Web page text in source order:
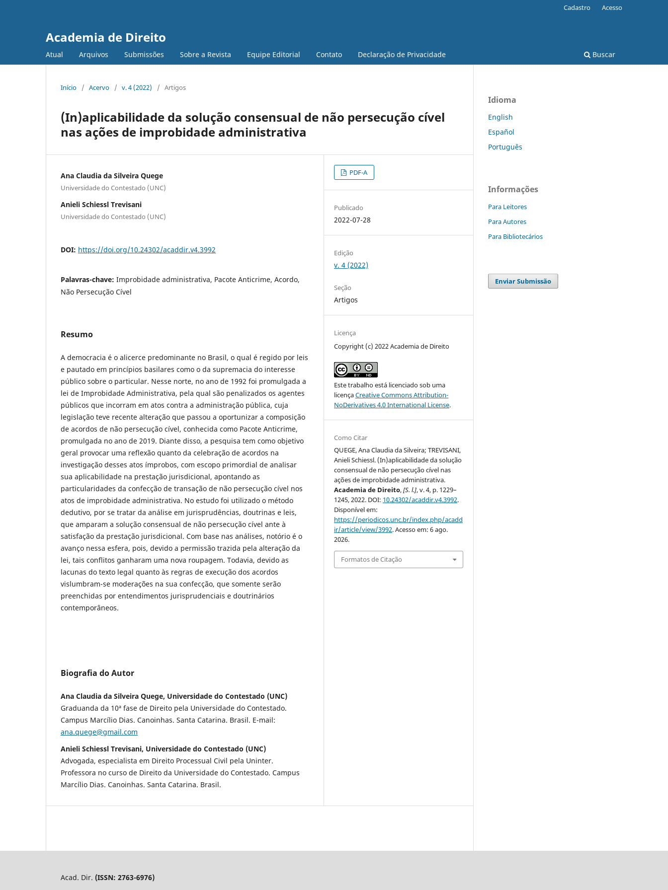
Academia de Direito
Atual Arquivos Submissões Sobre a Revista Equipe Editorial Contato Declaração de Privacidade Buscar
Cadastro Acesso
Início / Acervo / v. 4 (2022) / Artigos
(In)aplicabilidade da solução consensual de não persecução cível
nas ações de improbidade administrativa
Ana Claudia da Silveira Quege
Universidade do Contestado (UNC)
Anieli Schiessl Trevisani
Universidade do Contestado (UNC)
DOI: https://doi.org/10.24302/acaddir.v4.3992
Palavras-chave: Improbidade administrativa, Pacote Anticrime, Acordo,
Não Persecução Cível
Resumo
A democracia é o alicerce predominante no Brasil, o qual é regido por leis
e pautado em princípios basilares como o da supremacia do interesse
público sobre o particular. Nesse norte, no ano de 1992 foi promulgada a
lei de Improbidade Administrativa, pela qual são penalizados os agentes
públicos que incorram em atos contra a administração pública, cuja
legislação teve recente alteração que passou a oportunizar a composição
de acordos de não persecução cível, conhecida como Pacote Anticrime,
promulgada no ano de 2019. Diante disso, a pesquisa tem como objetivo
geral provocar uma reflexão quanto da celebração de acordos na
investigação desses atos ímprobos, com escopo primordial de analisar
sua aplicabilidade na prestação jurisdicional, apontando as
particularidades da confecção de transação de não persecução cível nos
atos de improbidade administrativa. No estudo foi utilizado o método
dedutivo, por se tratar da análise em jurisprudências, doutrinas e leis,
que amparam a solução consensual de não persecução cível ante à
satisfação da prestação jurisdicional. Com base nas análises, notório é o
avanço nessa esfera, pois, devido a permissão trazida pela alteração da
lei, tais conflitos ganharam uma nova roupagem. Todavia, devido as
lacunas do texto legal quanto às regras de execução dos acordos
vislumbram-se moderações na sua confecção, que somente serão
preenchidas por entendimentos jurisprudenciais e doutrinários
contemporâneos.
Biografia do Autor
Ana Claudia da Silveira Quege, Universidade do Contestado (UNC)
Graduanda da 10ª fase de Direito pela Universidade do Contestado.
Campus Marcílio Dias. Canoinhas. Santa Catarina. Brasil. E-mail:
ana.quege@gmail.com
Anieli Schiessl Trevisani, Universidade do Contestado (UNC)
Advogada, especialista em Direito Processual Civil pela Uninter.
Professora no curso de Direito da Universidade do Contestado. Campus
Marcílio Dias. Canoinhas. Santa Catarina. Brasil.
PDF-A
Publicado
2022-07-28
Edição
v. 4 (2022)
Seção
Artigos
Licença
Copyright (c) 2022 Academia de Direito
Este trabalho está licenciado sob uma
licençaCreative Commons Attribution-
NoDerivatives 4.0 International License.
Como Citar
QUEGE, Ana Claudia da Silveira; TREVISANI,
Anieli Schiessl. (In)aplicabilidade da solução
consensual de não persecução cível nas
ações de improbidade administrativa.
Academia de Direito,[S. l.], v. 4, p. 1229–
1245, 2022. DOI: 10.24302/acaddir.v4.3992.
Disponível em:
https://periodicos.unc.br/index.php/acadd
ir/article/view/3992. Acesso em: 6 ago.
2026.
Formatos de Citação
Idioma
English
Español
Português
Informações
Para Leitores
Para Autores
Para Bibliotecários
Enviar Submissão
Acad. Dir. (ISSN: 2763-6976)